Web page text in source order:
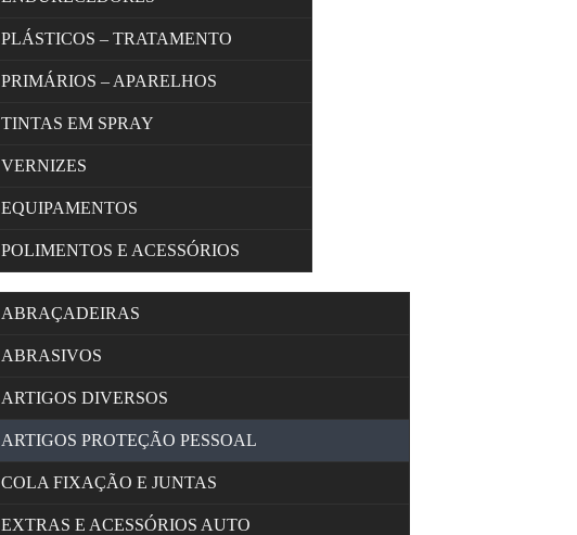
PLÁSTICOS – TRATAMENTO
PRIMÁRIOS – APARELHOS
TINTAS EM SPRAY
VERNIZES
EQUIPAMENTOS
POLIMENTOS E ACESSÓRIOS
ABRAÇADEIRAS
ABRASIVOS
ARTIGOS DIVERSOS
ARTIGOS PROTEÇÃO PESSOAL
COLA FIXAÇÃO E JUNTAS
EXTRAS E ACESSÓRIOS AUTO